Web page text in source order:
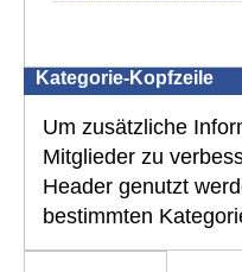
Kategorie-Kopfzeile
Um zusätzliche
Mitglieder zu
Header genutzt
bestimmten